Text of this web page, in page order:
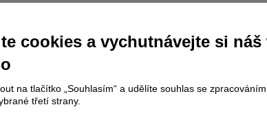
článku je dostupné jen klientům placených služeb Patria
Plus
placeného informačního servisu získáte
cookies a vychutnávejte si náš
na tlačítko „Souhlasím“ a udělíte souhlas se
třetí strany.